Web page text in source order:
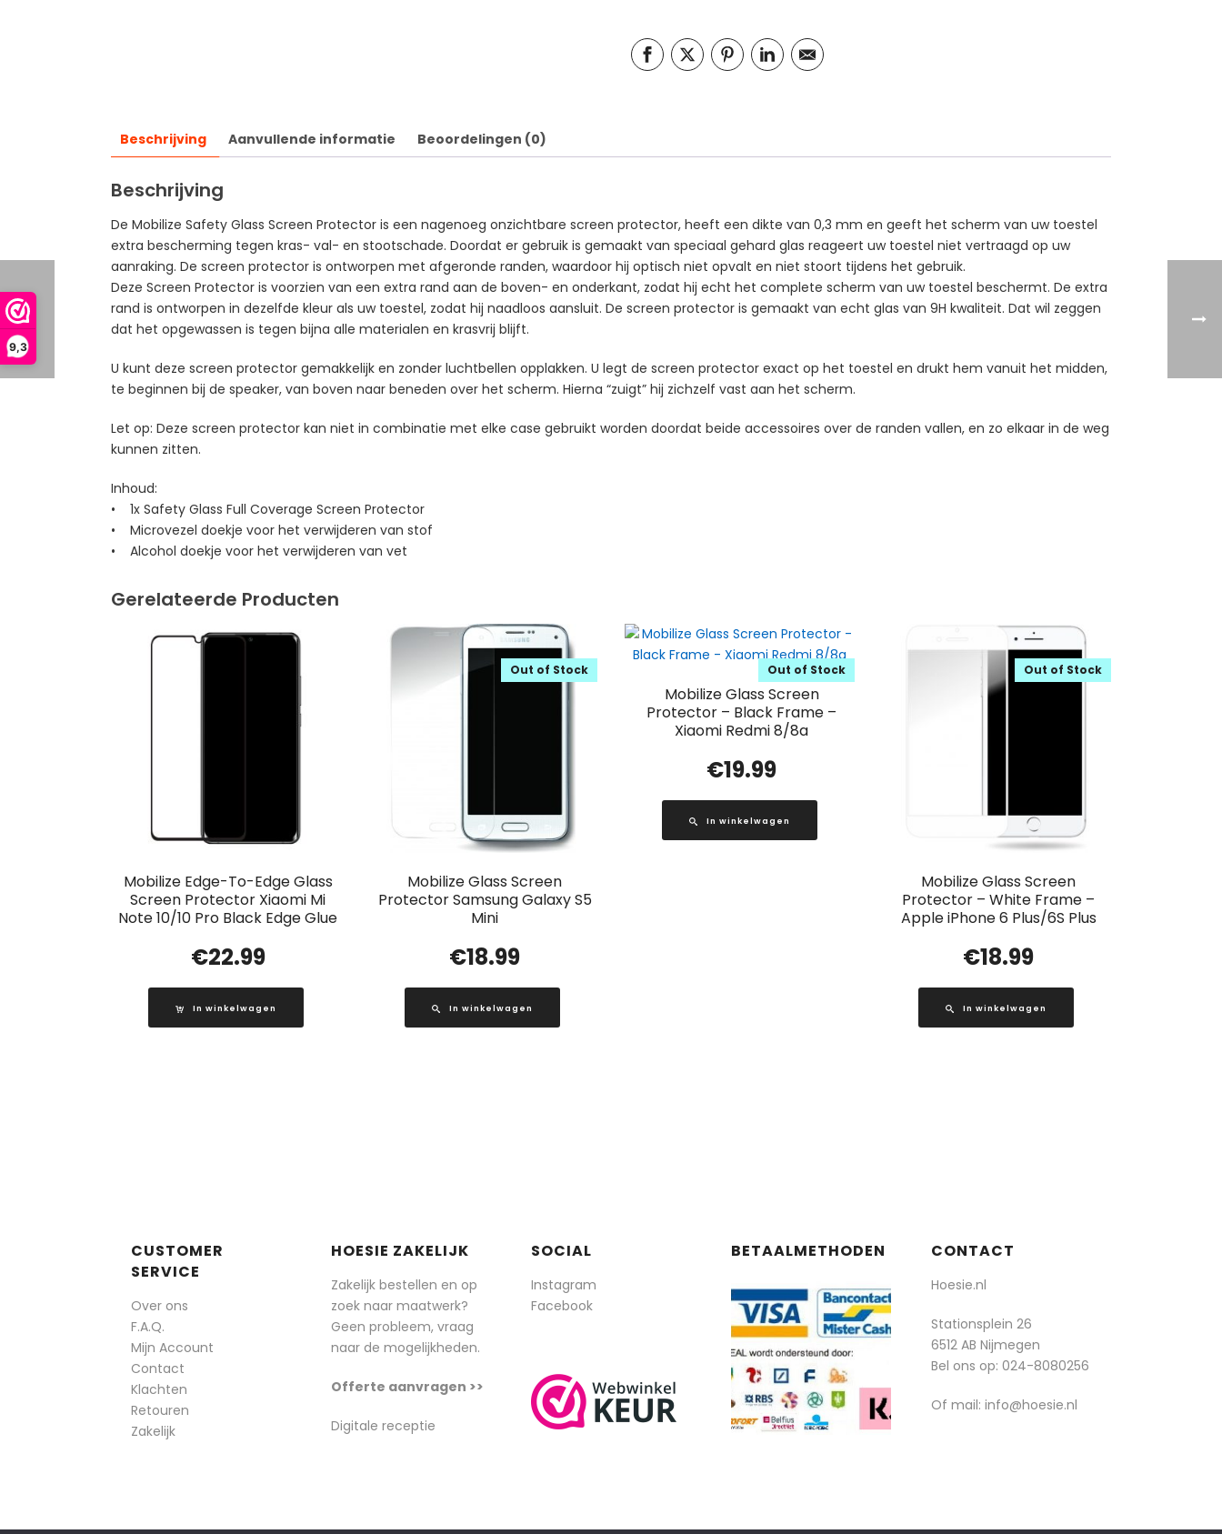
9,3
Beschrijving Aanvullende informatie Beoordelingen (0)
Beschrijving
De Mobilize Safety Glass Screen Protector is een nagenoeg onzichtbare screen protector, heeft een dikte van 0,3 mm en geeft het scherm van uw toestel
extra bescherming tegen kras- val- en stootschade. Doordat er gebruik is gemaakt van speciaal gehard glas reageert uw toestel niet vertraagd op uw
aanraking. De screen protector is ontworpen met afgeronde randen, waardoor hij optisch niet opvalt en niet stoort tijdens het gebruik.
Deze Screen Protector is voorzien van een extra rand aan de boven- en onderkant, zodat hij echt het complete scherm van uw toestel beschermt. De extra
rand is ontworpen in dezelfde kleur als uw toestel, zodat hij naadloos aansluit. De screen protector is gemaakt van echt glas van 9H kwaliteit. Dat wil zeggen
dat het opgewassen is tegen bijna alle materialen en krasvrij blijft.
U kunt deze screen protector gemakkelijk en zonder luchtbellen opplakken. U legt de screen protector exact op het toestel en drukt hem vanuit het midden,
te beginnen bij de speaker, van boven naar beneden over het scherm. Hierna “zuigt” hij zichzelf vast aan het scherm.
Let op: Deze screen protector kan niet in combinatie met elke case gebruikt worden doordat beide accessoires over de randen vallen, en zo elkaar in de weg
kunnen zitten.
Inhoud:
• 1x Safety Glass Full Coverage Screen Protector
• Microvezel doekje voor het verwijderen van stof
• Alcohol doekje voor het verwijderen van vet
Gerelateerde Producten
Mobilize Edge-To-Edge Glass
Screen Protector Xiaomi Mi
Note 10/10 Pro Black Edge Glue
€22.99
In winkelwagen
Mobilize Glass Screen
Protector Samsung Galaxy S5
Mini
Out of Stock
€18.99
In winkelwagen
Mobilize Glass Screen
Protector – Black Frame –
Xiaomi Redmi 8/8a
Out of Stock
€19.99
In winkelwagen
Mobilize Glass Screen
Protector – White Frame –
Apple iPhone 6 Plus/6S Plus
Out of Stock
€18.99
In winkelwagen
CUSTOMER
SERVICE
Over ons
F.A.Q.
Mijn Account
Contact
Klachten
Retouren
Zakelijk
HOESIE ZAKELIJK
Zakelijk bestellen en op
zoek naar maatwerk?
Geen probleem, vraag
naar de mogelijkheden.
Offerte aanvragen >>
Digitale receptie
SOCIAL
Instagram
Facebook
BETAALMETHODEN CONTACT
Hoesie.nl
Stationsplein 26
6512 AB Nijmegen
Bel ons op: 024-8080256
Of mail: info@hoesie.nl